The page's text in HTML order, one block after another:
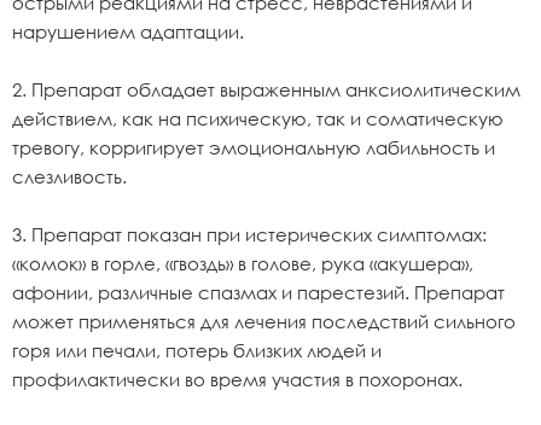
нарушением адаптации.
2. Препарат обладает выраженным анксиолитическим
действием, как на психическую, так и соматическую
тревогу, корригирует эмоциональную лабильность и
слезливость.
3. Препарат показан при истерических симптомах:
«комок» в горле, «гвоздь» в голове, рука «акушера»,
афонии, различные спазмах и парестезий. Препарат
может применяться для лечения последствий сильного
горя или печали, потерь близких людей и
профилактически во время участия в похоронах.